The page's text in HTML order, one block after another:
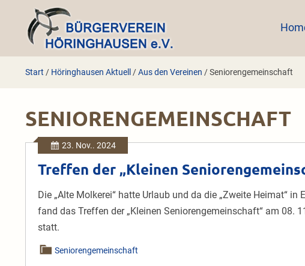
springen
Start / Höringhausen Aktuell /Aus den Vereinen /Seniorengemeinschaft
SENIORENGEMEINSCHAFT
23. Nov.. 2024
Treffen der „Kleinen
Die „Alte Molkerei“ hatte Urlaub und da die „Zweite Heimat“
fand das Treffen der „Kleinen Seniorengemeinschaft“ am 08.
statt.
Seniorengemeinschaft